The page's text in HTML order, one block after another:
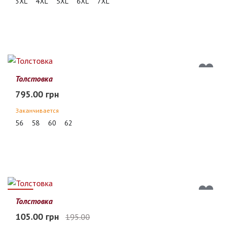
Толстовка
795.00 грн
Заканчивается
56 58 60 62
46%
Толстовка
105.00 грн 195.00